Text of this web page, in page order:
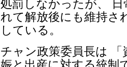
処罰しなかったが、
れて解放後にも維持さ
している。
チャン政策委員長は